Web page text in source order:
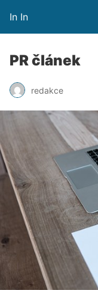
In In
PR článek
redakce